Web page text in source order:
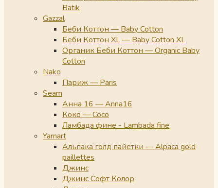
Batik
Gazzal
Беби Коттон — Baby Cotton
Беби Коттон XL — Baby Cotton XL
Органик Беби Коттон — Organic Baby
Cotton
Nako
Париж — Paris
Seam
Анна 16 — Anna16
Коко — Coco
Ламбада фине - Lambada fine
Yarnart
Альпака голд пайетки — Alpaca gold
paillettes
Джинс
Джинс Софт Колор